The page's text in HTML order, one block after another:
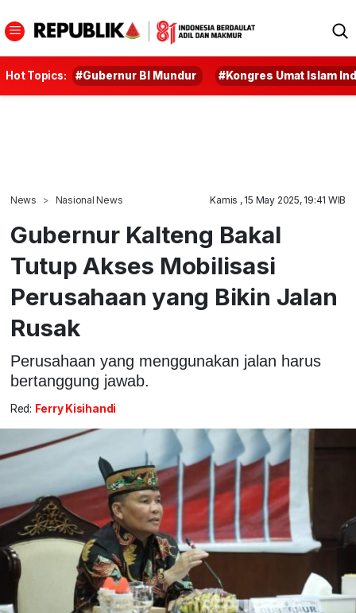
Hot Topics: #Gubernur BI Mundur #Kongres Umat Islam
News Nasional News Kamis , 15 May 2025, 19:41 WIB
Gubernur Kalteng Bakal
Tutup Akses Mobilisasi
Perusahaan yang Bikin Jalan
Rusak
Perusahaan yang menggunakan jalan harus
bertanggung jawab.
Red: Ferry Kisihandi